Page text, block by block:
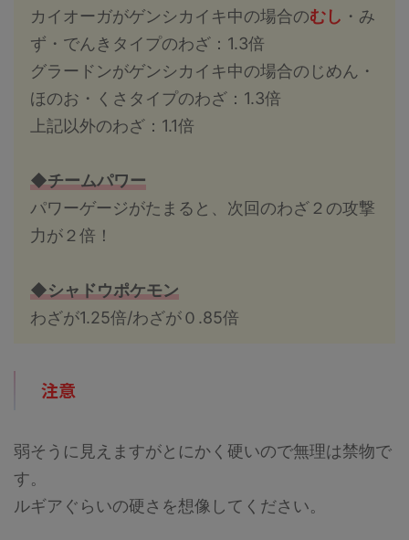
カイオーガがゲンシカイキ中の場合のむし ・み
ず・でんきタイプのわざ：1.3倍
グラードンがゲンシカイキ中の場合のじめん・
ほのお・くさタイプのわざ：1.3倍
上記以外のわざ：1.1倍
◆チームパワー
パワーゲージがたまると、次回のわざ２の攻撃
力が２倍！
◆シャドウポケモン
わざが1.25倍/わざが０.85倍
注意
弱そうに見えますがとにかく硬いので無理は禁物で
す。
ルギアぐらいの硬さを想像してください。